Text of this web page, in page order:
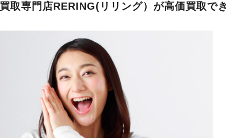
取専門店RERING(リリング）が高価買取で